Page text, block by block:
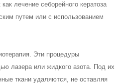
лечение себорейного кератоза
путем или с использованием
Эти процедуры
лазера или жидкого азота. Под их
ткани удаляются, не оставляя